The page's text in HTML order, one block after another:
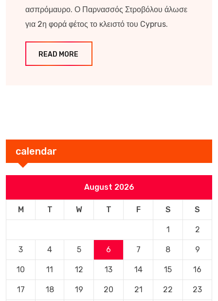
ασπρόμαυρο. Ο Παρνασσός Στροβόλου άλωσε
για 2η φορά φέτος το κλειστό του Cyprus.
READ MORE
calendar
August 2026
M T W T F S S
1 2
3 4 5 6 7 8 9
10 11 12 13 14 15 16
17 18 19 20 21 22 23